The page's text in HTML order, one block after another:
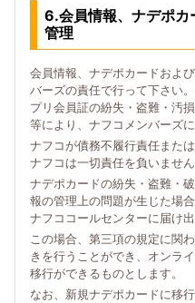
6.会員情報、ナデポカ
管理
会員情報、ナデポカードおよ
バーズの責任で行って下さい
プリ会員証の紛失・盗難・汚
等により、ナフコメンバーズ
ナフコが債務不履行責任また
ナフコは一切責任を負いません
ナデポカードの紛失・盗難・
報の管理上の問題が生じた場
ナフココールセンターに届け出
この場合、第三項の規定に関
きを行うことができ、オンラ
移行ができるものとします。
なお、新規ナデポカードに移